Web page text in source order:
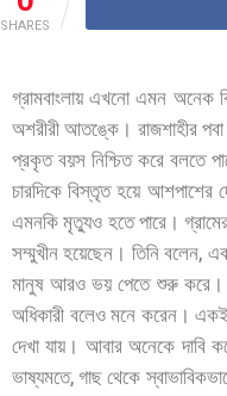
SHARES
গ্রামবাংলায় এখনো এমন অনেক
অশরীরী আতঙ্কে। রাজশাহীর পবা
প্রকৃত বয়স নিশ্চিত করে বলতে
চারদিকে বিস্তৃত হয়ে আশপাশের
এমনকি মৃত্যুও হতে পারে।
সম্মুখীন হয়েছেন। তিনি বলেন,
মানুষ আরও ভয় পেতে শুরু করে।
অধিকারী বলেও মনে করেন।
দেখা যায়। আবার অনেকে দাবি
ভাষ্যমতে, গাছ থেকে